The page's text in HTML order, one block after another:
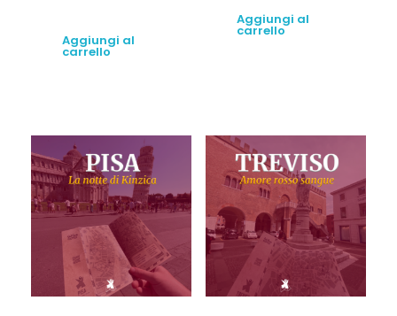
Aggiungi al
carrello
Aggiungi al
carrello